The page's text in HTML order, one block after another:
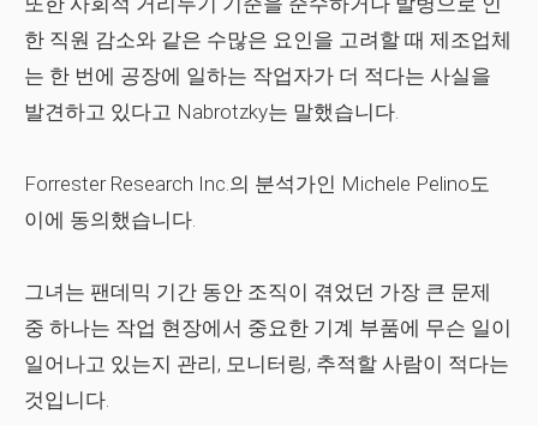
한 직원 감소와 같은 수많은 요인을 고려할 때 제조업체
는 한 번에 공장에 일하는 작업자가 더 적다는 사실을
발견하고 있다고 Nabrotzky는 말했습니다.
Forrester Research Inc.의 분석가인 Michele Pelino도
이에 동의했습니다.
그녀는 팬데믹 기간 동안 조직이 겪었던 가장 큰 문제
중 하나는 작업 현장에서 중요한 기계 부품에 무슨 일이
일어나고 있는지 관리, 모니터링, 추적할 사람이 적다는
것입니다.